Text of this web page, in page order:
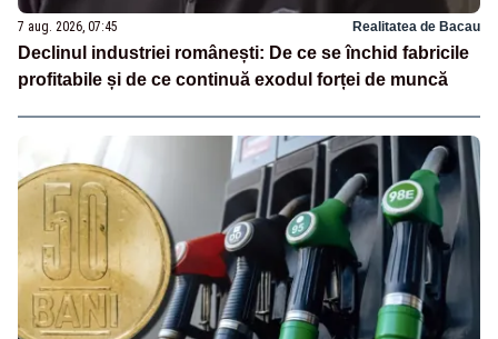
7 aug. 2026, 07:45 Realitatea de Bacau
Declinul industriei românești: De ce se închid fabricile
profitabile și de ce continuă exodul forței de muncă